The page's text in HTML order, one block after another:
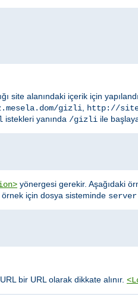
site alanındaki içerik için
gizli, http://
istekleri yanında /gizli ile
yönergesi gerekir. Aşağıdaki
için dosya sisteminde
bir URL olarak dikkate alınır.